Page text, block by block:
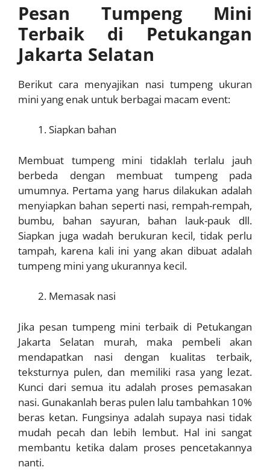
Pesan Tumpeng Mini
Terbaik di Petukangan
Jakarta Selatan
Berikut cara menyajikan nasi tumpeng ukuran
mini yang enak untuk berbagai macam event:
Siapkan bahan
Membuat tumpeng mini tidaklah terlalu jauh
berbeda dengan membuat tumpeng pada
umumnya. Pertama yang harus dilakukan adalah
menyiapkan bahan seperti nasi, rempah-rempah,
bumbu, bahan sayuran, bahan lauk-pauk dll.
Siapkan juga wadah berukuran kecil, tidak perlu
tampah, karena kali ini yang akan dibuat adalah
tumpeng mini yang ukurannya kecil.
Memasak nasi
Jika pesan tumpeng mini terbaik di Petukangan
Jakarta Selatan murah, maka pembeli akan
mendapatkan nasi dengan kualitas terbaik,
teksturnya pulen, dan memiliki rasa yang lezat.
Kunci dari semua itu adalah proses pemasakan
nasi. Gunakanlah beras pulen lalu tambahkan 10%
beras ketan. Fungsinya adalah supaya nasi tidak
mudah pecah dan lebih lembut. Hal ini sangat
membantu ketika dalam proses pencetakannya
nanti.